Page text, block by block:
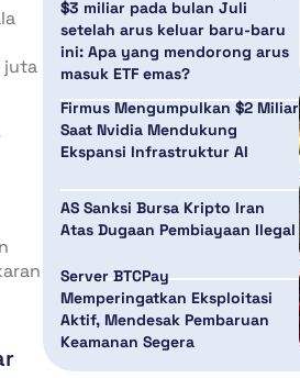
juta
$3 miliar pada bulan Juli
setelah arus keluar baru-baru
ini: Apa yang mendorong arus
masuk ETF emas?
Firmus Mengumpulkan $2 Miliar
Saat Nvidia Mendukung
Ekspansi Infrastruktur AI
AS Sanksi Bursa Kripto Iran
Atas Dugaan Pembiayaan Ilegal
Server BTCPay
Memperingatkan Eksploitasi
Aktif, Mendesak Pembaruan
Keamanan Segera